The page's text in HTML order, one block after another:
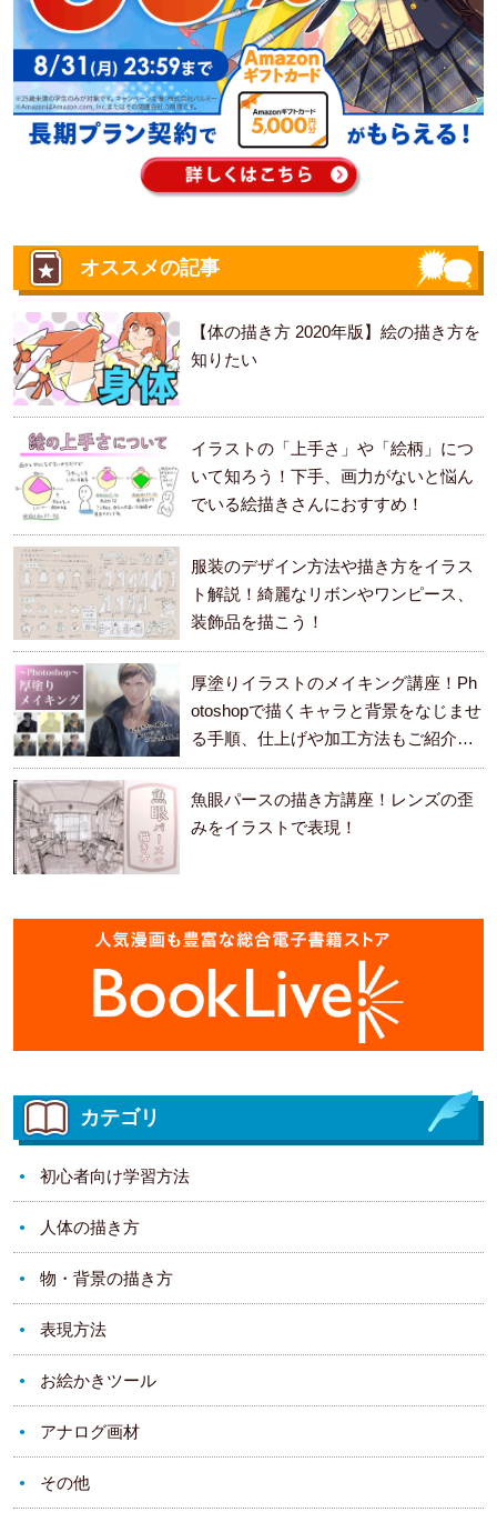
オススメの記事
【体の描き方 2020年版】絵の描き方を
知りたい
イラストの「上手さ」や「絵柄」につ
いて知ろう！下手、画力がないと悩ん
でいる絵描きさんにおすすめ！
服装のデザイン方法や描き方をイラス
ト解説！綺麗なリボンやワンピース、
装飾品を描こう！
厚塗りイラストのメイキング講座！Ph
otoshopで描くキャラと背景をなじませ
る手順、仕上げや加工方法もご紹介し
ます。
魚眼パースの描き方講座！レンズの歪
みをイラストで表現！
カテゴリ
初心者向け学習方法
人体の描き方
物・背景の描き方
表現方法
お絵かきツール
アナログ画材
その他